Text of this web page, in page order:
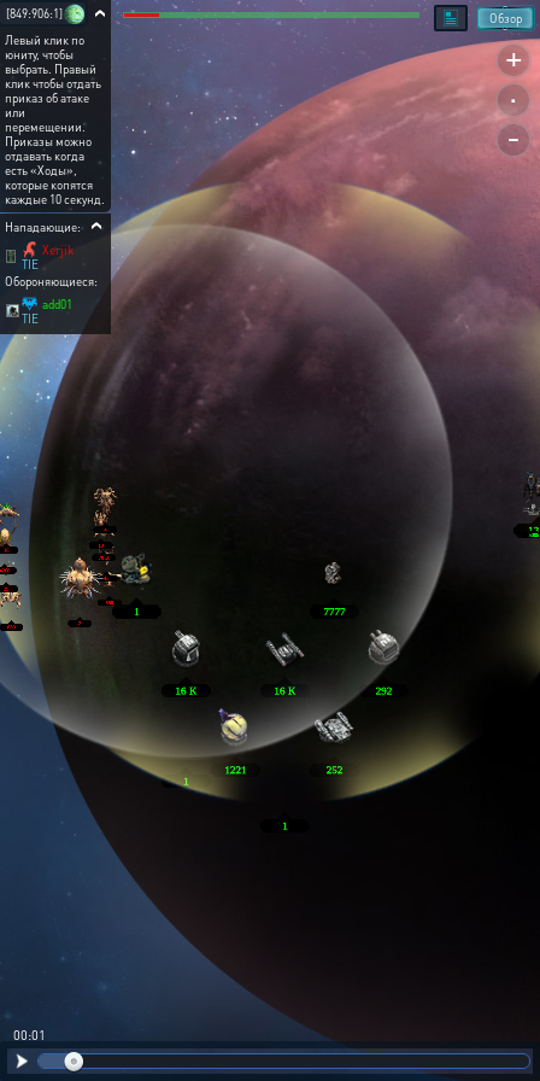
+
.
-
Обзор
[849:906:1]
Левый клик по
юниту, чтобы
выбрать. Правый
клик чтобы отдать
приказ об атаке
или
перемещении.
Приказы можно
отдавать когда
есть «Ходы»,
которые копятся
каждые 10 секунд.
Нападающие:
Xerjik
TIE
Обороняющиеся:
add01
TIE
00:02